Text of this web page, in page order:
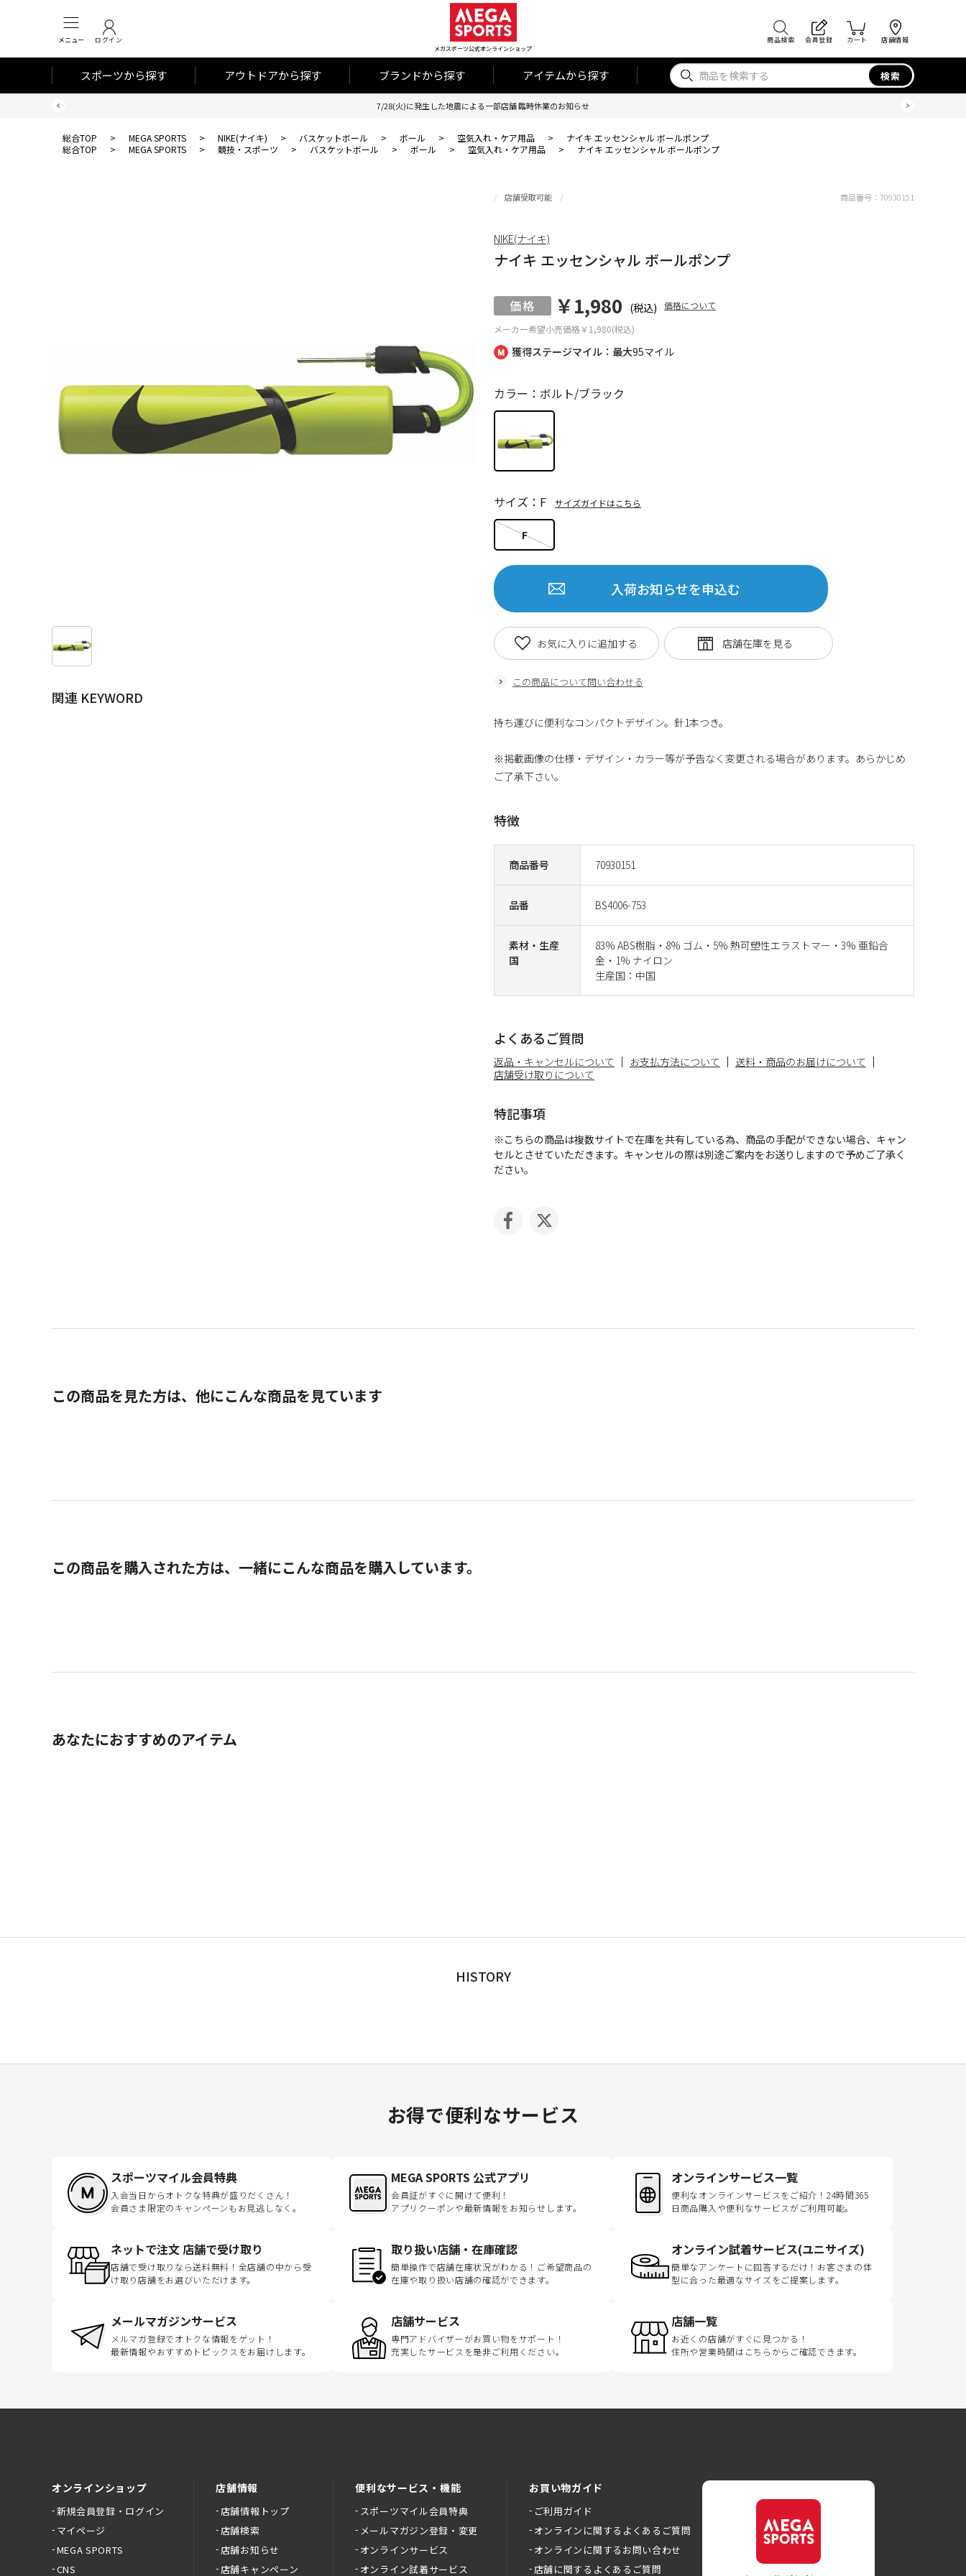
メニュー ログイン
メガスポーツ公式オンラインショップ
商品検索 会員登録 カート 店舗情報
スポーツから探す アウトドアから探す ブランドから探す アイテムから探す 検索
7/28(火)に発生した地震による一部店舗 臨時休業のお知らせ
総合TOP > MEGA SPORTS > NIKE(ナイキ) > バスケットボール > ボール > 空気入れ・ケア用品 >
ナイキ エッセンシャル ボールポンプ
総合TOP
> MEGA SPORTS > 競技・スポーツ > バスケットボール > ボール > 空気入れ・ケア用品 > ナイキ エッセンシャル ボールポンプ
関連 KEYWORD
獲得ステージマイル：最大95マイル
店舗受取可能
ナイキ エッセンシャル ボールポンプ
メーカー希望小売価格￥1,980(税込)
￥1,980 (税込) 価格について
商品番号 70930151
品番 BS4006-753
素材・生産
国
83% ABS樹脂・8% ゴム・5% 熱可塑性エラストマー・3% 亜鉛合
金・1% ナイロン
生産国：中国
カラー：ボルト/ブラック
F
サイズ：F サイズガイドはこちら
入荷お知らせを申込む
この商品について問い合わせる
お気に入りに追加する
商品番号： 70930151
NIKE(ナイキ)
持ち運びに便利なコンパクトデザイン。針1本つき。
※掲載画像の仕様・デザイン・カラー等が予告なく変更される場合があります。あらかじめ
ご了承下さい。
特徴
よくあるご質問
返品・キャンセルについて お支払方法について
送料・商品のお届けについて
店舗受け取りについて
特記事項
※こちらの商品は複数サイトで在庫を共有している為、商品の手配ができない場合、キャン
セルとさせていただきます。キャンセルの際は別途ご案内をお送りしますので予めご了承く
ださい。
この商品を見た方は、他にこんな商品を見ています
この商品を購入された方は、一緒にこんな商品を購入しています。
あなたにおすすめのアイテム
HISTORY
お得で便利なサービス
スポーツマイル会員特典
入会当日からオトクな特典が盛りだくさん！
会員さま限定のキャンペーンもお見逃しなく。
MEGA SPORTS 公式アプリ
会員証がすぐに開けて便利！
アプリクーポンや最新情報をお知らせします。
オンラインサービス一覧
便利なオンラインサービスをご紹介！24時間365
日商品購入や便利なサービスがご利用可能。
ネットで注文 店舗で受け取り
店舗で受け取りなら送料無料！全店舗の中から受
け取り店舗をお選びいただけます。
取り扱い店舗・在庫確認
簡単操作で店舗在庫状況がわかる！ご希望商品の
在庫や取り扱い店舗の確認ができます。
オンライン試着サービス(ユニサイズ)
簡単なアンケートに回答するだけ！お客さまの体
型に合った最適なサイズをご提案します。
メールマガジンサービス
メルマガ登録でオトクな情報をゲット！
最新情報やおすすめトピックスをお届けします。
店舗サービス
専門アドバイザーがお買い物をサポート！
充実したサービスを是非ご利用ください。
店舗一覧
お近くの店舗がすぐに見つかる！
住所や営業時間はこちらからご確認できます。
オンラインショップ
新規会員登録・ログイン
マイページ
MEGA SPORTS
CNS
店舗情報
店舗情報トップ
店舗検索
店舗お知らせ
店舗キャンペーン
便利なサービス・機能
スポーツマイル会員特典
メールマガジン登録・変更
オンラインサービス
オンライン試着サービス
お買い物ガイド
ご利用ガイド
オンラインに関するよくあるご質問
オンラインに関するお問い合わせ
店舗に関するよくあるご質問